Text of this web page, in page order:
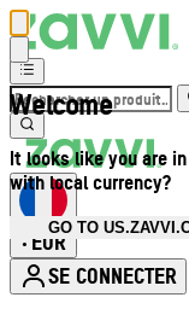
Welcome
It looks like you are
with local currency?
GO TO
• EUR
SE CONNECTER